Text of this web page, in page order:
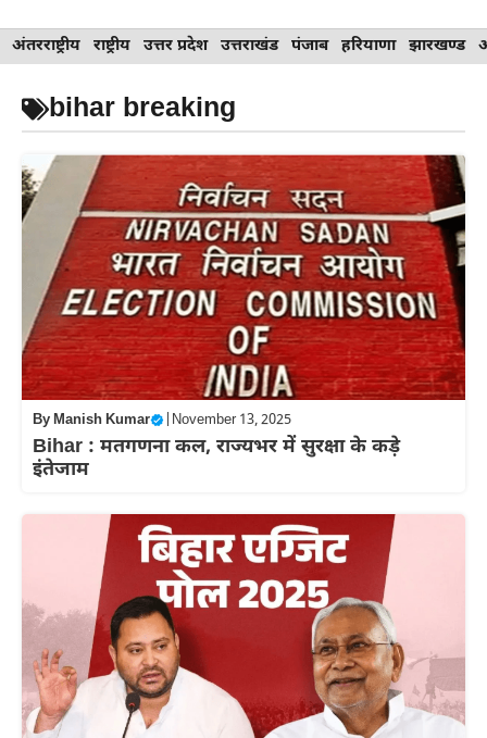
Skip
to
content
अंतरराष्ट्रीय राष्ट्रीय उत्तर प्रदेश उत्तराखंड पंजाब हरियाणा झारखण्ड
bihar breaking
ByManish Kumar November 13, 2025
Bihar : मतगणना कल, राज्यभर में सुरक्षा के कड़े
इंतेजाम